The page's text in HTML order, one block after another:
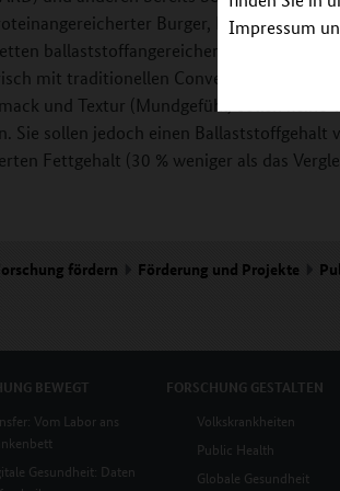
Impressum
Burger, Nudeln)
ballaststoffangereicherten
mit traditionellen Convenience-
und Textur (Mundgefühl) sollen keine
Sie sollen jedoch einen Ballaststoffgehalt
Fettgehalt (30 % weniger als das
fördern Förderung und Projekte
BEWEGT
Vom Labor ans
Gesundheit: Daten
FORSCHUNG GESTALTEN
Volkskrankheiten
Public Health
Globale Gesundheit